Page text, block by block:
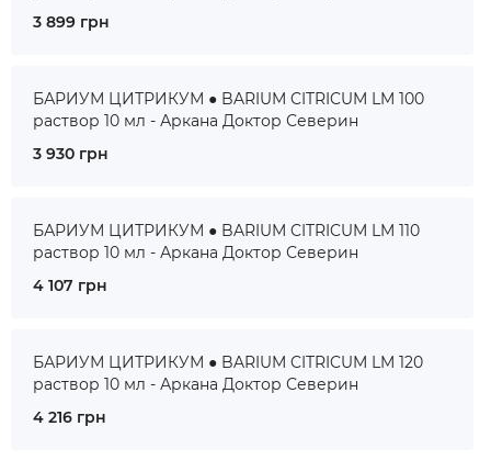
3 899 грн
БАРИУМ ЦИТРИКУМ ● BARIUM CITRICUM LM 100
раствор 10 мл - Аркана Доктор Северин
3 930 грн
БАРИУМ ЦИТРИКУМ ● BARIUM CITRICUM LM 110
раствор 10 мл - Аркана Доктор Северин
4 107 грн
БАРИУМ ЦИТРИКУМ ● BARIUM CITRICUM LM 120
раствор 10 мл - Аркана Доктор Северин
4 216 грн